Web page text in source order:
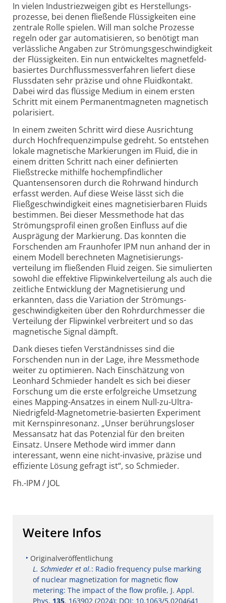
In vielen Industrie­zweigen gibt es Herstellungs­
prozesse, bei denen fließende Flüssigkeiten eine
zentrale Rolle spielen. Will man solche Prozesse
regeln oder gar automatisieren, so benötigt man
verlässliche Angaben zur Strömungs­geschwindigkeit
der Flüssigkeiten. Ein nun entwickeltes magnetfeld­
basiertes Durchfluss­mess­verfahren liefert diese
Flussdaten sehr präzise und ohne Fluidkontakt.
Dabei wird das flüssige Medium in einem ersten
Schritt mit einem Permanent­magneten magnetisch
polarisiert.
In einem zweiten Schritt wird diese Ausrichtung
durch Hochfrequenz­impulse gedreht. So entstehen
lokale magnetische Markierungen im Fluid, die in
einem dritten Schritt nach einer definierten
Fließstrecke mithilfe hochempfindlicher
Quantensensoren durch die Rohrwand hindurch
erfasst werden. Auf diese Weise lässt sich die
Fließgeschwindigkeit eines magnetisierbaren Fluids
bestimmen. Bei dieser Messmethode hat das
Strömungsprofil einen großen Einfluss auf die
Ausprägung der Markierung. Das konnten die
Forschenden am Fraunhofer IPM nun anhand der in
einem Modell berechneten Magnetisierungs­
verteilung im fließenden Fluid zeigen. Sie simulierten
sowohl die effektive Flipwinkel­verteilung als auch die
zeitliche Entwicklung der Magnetisierung und
erkannten, dass die Variation der Strömungs­
geschwindigkeiten über den Rohr­durchmesser die
Verteilung der Flipwinkel verbreitert und so das
magnetische Signal dämpft.
Dank dieses tiefen Verständnisses sind die
Forschenden nun in der Lage, ihre Messmethode
weiter zu optimieren. Nach Einschätzung von
Leonhard Schmieder handelt es sich bei dieser
Forschung um die erste erfolgreiche Umsetzung
eines Mapping-Ansatzes in einem Null-zu-Ultra-
Niedrigfeld-Magneto­metrie-basierten Experiment
mit Kernspin­resonanz. „Unser berührungs­loser
Messansatz hat das Potenzial für den breiten
Einsatz. Unsere Methode wird immer dann
interessant, wenn eine nicht-invasive, präzise und
effiziente Lösung gefragt ist“, so Schmieder.
Fh.-IPM / JOL
Weitere Infos
Originalveröffentlichung
L. Schmieder et al.: Radio frequency pulse marking
of nuclear magnetization for magnetic flow
metering: The impact of the flow profile, J. Appl.
Phys. 135, 163902 (2024); DOI: 10.1063/5.0204641